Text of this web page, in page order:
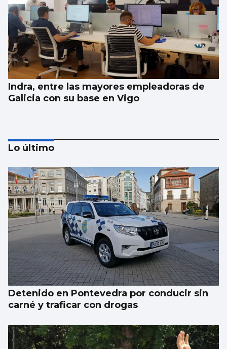
Indra, entre las mayores empleadoras de
Galicia con su base en Vigo
La compraventa de viviendas vive su mejor
junio en 19 años
Lo último
Detenido en Pontevedra por conducir sin
carné y traficar con drogas